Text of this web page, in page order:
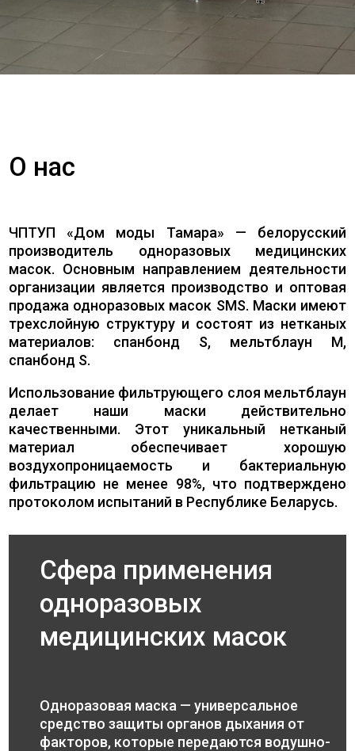
О нас
ЧПТУП «Дом моды Тамара» — белорусский
производитель одноразовых медицинских
масок. Основным направлением деятельности
организации является производство и оптовая
продажа одноразовых масок SMS. Маски имеют
трехслойную структуру и состоят из нетканых
материалов: спанбонд S, мельтблаун M,
спанбонд S.
Использование фильтрующего слоя мельтблаун
делает наши маски действительно
качественными. Этот уникальный нетканый
материал обеспечивает хорошую
воздухопроницаемость и бактериальную
фильтрацию не менее 98%, что подтверждено
протоколом испытаний в Республике Беларусь.
Сфера применения
одноразовых
медицинских масок
Одноразовая маска — универсальное
средство защиты органов дыхания от
факторов, которые передаются водушно-